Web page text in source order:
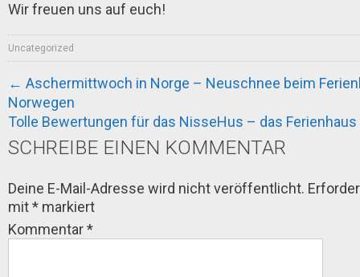
Wir freuen uns auf euch!
Uncategorized
POST
NAVIGATION
← Aschermittwoch in Norge – Neuschnee beim
Norwegen
Tolle Bewertungen für das NisseHus – das
SCHREIBE EINEN KOMMENTAR
Deine E-Mail-Adresse wird nicht veröffentlicht.
mit* markiert
Kommentar*